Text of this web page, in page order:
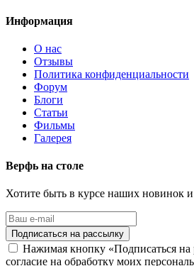
Информация
О нас
Отзывы
Политика конфиденциальности
Форум
Блоги
Статьи
Фильмы
Галерея
Верфь на столе
Хотите быть в курсе наших новинок и
Нажимая кнопку «Подписаться на
согласие на обработку моих